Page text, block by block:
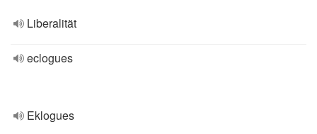
Liberalität
eclogues
Eklogues